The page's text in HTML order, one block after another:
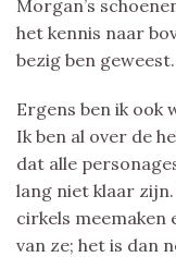
Morgan’s
het kennis naar
bezig ben
Ergens ben ik ook
Ik ben al over de
dat alle
lang niet klaar
cirkels meemaken
van ze; het is dan